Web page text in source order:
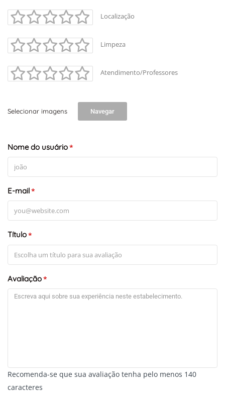
+ -
Localização
Limpeza
Atendimento/Professores
Selecionar imagens Navegar
Nome do usuário*
E-mail*
Título*
Avaliação*
Recomenda-se que sua avaliação tenha pelo menos 140
caracteres